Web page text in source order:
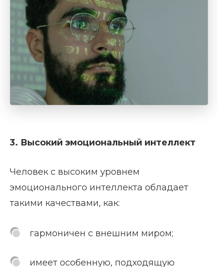
3. Высокий эмоциональный интеллект
Человек с высоким уровнем
эмоционального интеллекта обладает
такими качествами, как:
гармоничен с внешним миром;
имеет особенную, подходящую